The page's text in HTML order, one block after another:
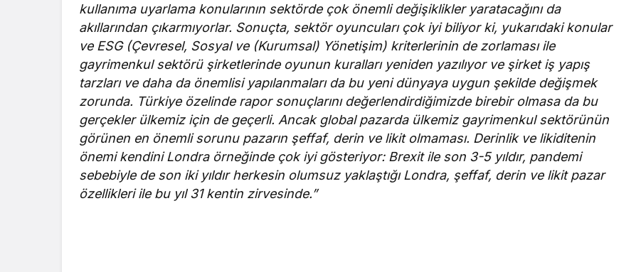
kullanıma uyarlama konularının sektörde çok önemli değişiklikler yaratacağını da
akıllarından çıkarmıyorlar. Sonuçta, sektör oyuncuları çok iyi biliyor ki, yukarıdaki konular
ve ESG (Çevresel, Sosyal ve (Kurumsal) Yönetişim) kriterlerinin de zorlaması ile
gayrimenkul sektörü şirketlerinde oyunun kuralları yeniden yazılıyor ve şirket iş yapış
tarzları ve daha da önemlisi yapılanmaları da bu yeni dünyaya uygun şekilde değişmek
zorunda. Türkiye özelinde rapor sonuçlarını değerlendirdiğimizde birebir olmasa da bu
gerçekler ülkemiz için de geçerli. Ancak global pazarda ülkemiz gayrimenkul sektörünün
görünen en önemli sorunu pazarın şeffaf, derin ve likit olmaması. Derinlik ve likiditenin
önemi kendini Londra örneğinde çok iyi gösteriyor: Brexit ile son 3-5 yıldır, pandemi
sebebiyle de son iki yıldır herkesin olumsuz yaklaştığı Londra, şeffaf, derin ve likit pazar
özellikleri ile bu yıl 31 kentin zirvesinde.”